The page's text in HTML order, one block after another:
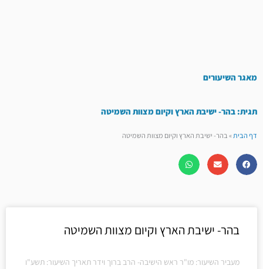
מאגר השיעורים
תגית: בהר- ישיבת הארץ וקיום מצוות השמיטה
דף הבית»בהר- ישיבת הארץ וקיום מצוות השמיטה
בהר- ישיבת הארץ וקיום מצוות השמיטה
מעביר השיעור: מו"ר ראש הישיבה- הרב ברוך וידר תאריך השיעור: תשע"ו